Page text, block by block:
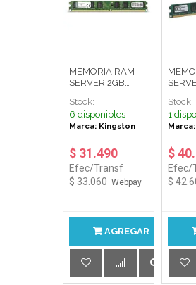
MEMORIA RAM
SERVER 2GB
Stock:
6 disponibles
Marca: Kingston
$ 31.490
Efec/Transf
$ 33.060 Webpay
AGREGAR
Stock:
1
$
Efec/
$